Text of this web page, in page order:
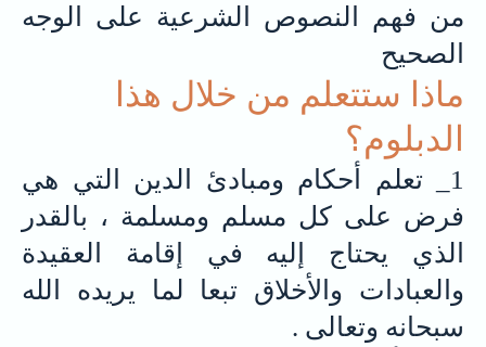
من فهم النصوص الشرعية على الوجه
الصحيح
ماذا ستتعلم من خلال هذا
الدبلوم؟
1_ تعلم أحكام ومبادئ الدين التي هي
فرض على كل مسلم ومسلمة ، بالقدر
الذي يحتاج إليه في إقامة العقيدة
والعبادات والأخلاق تبعا لما يريده الله
سبحانه وتعالى .